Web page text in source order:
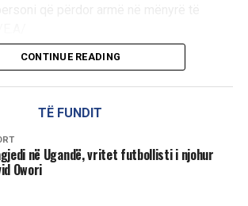
të sivjetshëm të Çmimit Letrar
Ramadan Musliu, anëtar i jurisë, foli për
shqipe të viteve 90-të, duke
dhe prirjet karakteristike të saj, të
në fushën e koncepsioneve dhe të
CONTINUE READING
TË FUNDIT
në Ugandë, vritet futbollisti i njohur
Owori